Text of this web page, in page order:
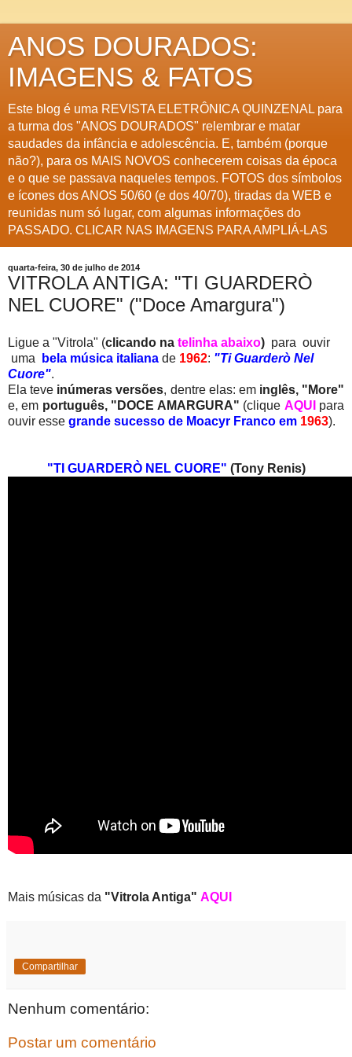
ANOS DOURADOS:
IMAGENS & FATOS
Este blog é uma REVISTA ELETRÔNICA QUINZENAL para
a turma dos "ANOS DOURADOS" relembrar e matar
saudades da infância e adolescência. E, também (porque
não?), para os MAIS NOVOS conhecerem coisas da época
e o que se passava naqueles tempos. FOTOS dos símbolos
e ícones dos ANOS 50/60 (e dos 40/70), tiradas da WEB e
reunidas num só lugar, com algumas informações do
PASSADO. CLICAR NAS IMAGENS PARA AMPLIÁ-LAS
quarta-feira, 30 de julho de 2014
VITROLA ANTIGA: "TI GUARDERÒ
NEL CUORE" ("Doce Amargura")
Ligue a "Vitrola" (clicando na telinha abaixo) para ouvir
uma
bela música italiana de 1962: "Ti Guarderò Nel
Cuore".
Ela teve inúmeras versões, dentre elas: em inglês, "More"
e, em português, "DOCE AMARGURA" (clique AQUI para
ouvir esse grande sucesso de Moacyr Franco em 1963).
"TI GUARDERÒ NEL CUORE" (Tony Renis)
Mais músicas da "Vitrola Antiga" AQUI
Compartilhar
Nenhum comentário:
Postar um comentário